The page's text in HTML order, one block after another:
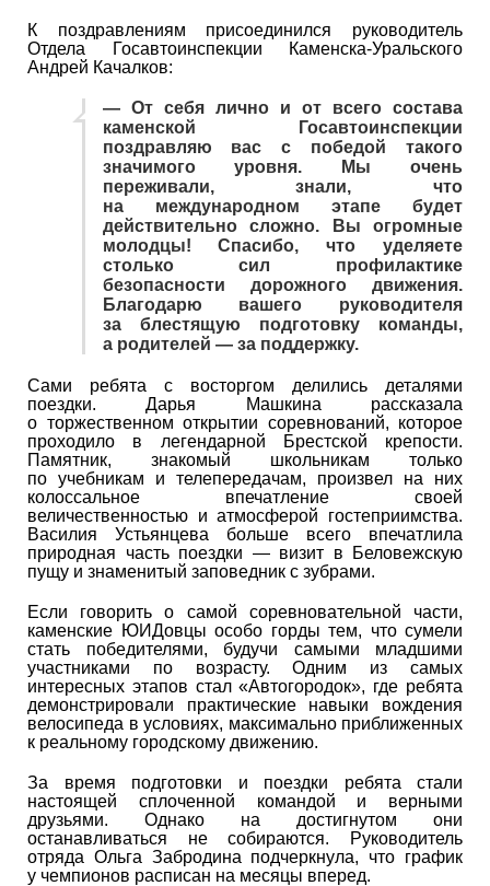
К поздравлениям присоединился руководитель
Отдела Госавтоинспекции Каменска-Уральского
Андрей Качалков:
— От себя лично и от всего состава
каменской Госавтоинспекции
поздравляю вас с победой такого
значимого уровня. Мы очень
переживали, знали, что
на международном этапе будет
действительно сложно. Вы огромные
молодцы! Спасибо, что уделяете
столько сил профилактике
безопасности дорожного движения.
Благодарю вашего руководителя
за блестящую подготовку команды,
а родителей — за поддержку.
Сами ребята с восторгом делились деталями
поездки. Дарья Машкина рассказала
о торжественном открытии соревнований, которое
проходило в легендарной Брестской крепости.
Памятник, знакомый школьникам только
по учебникам и телепередачам, произвел на них
колоссальное впечатление своей
величественностью и атмосферой гостеприимства.
Василия Устьянцева больше всего впечатлила
природная часть поездки — визит в Беловежскую
пущу и знаменитый заповедник с зубрами.
Если говорить о самой соревновательной части,
каменские ЮИДовцы особо горды тем, что сумели
стать победителями, будучи самыми младшими
участниками по возрасту. Одним из самых
интересных этапов стал «Автогородок», где ребята
демонстрировали практические навыки вождения
велосипеда в условиях, максимально приближенных
к реальному городскому движению.
За время подготовки и поездки ребята стали
настоящей сплоченной командой и верными
друзьями. Однако на достигнутом они
останавливаться не собираются. Руководитель
отряда Ольга Забродина подчеркнула, что график
у чемпионов расписан на месяцы вперед.